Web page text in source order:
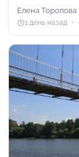
Елена Торопова
1 день назад